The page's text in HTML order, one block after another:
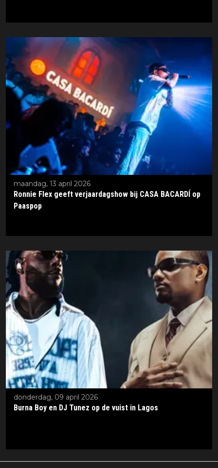
Ronnie Flex geeft verjaardagshow bij CASA BACARDÍ op
Paaspop
maandag, 13 april 2026
Burna Boy en DJ Tunez op de vuist in Lagos
donderdag, 09 april 2026